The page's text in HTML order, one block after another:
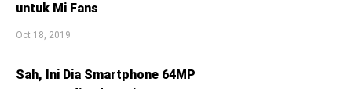
untuk Mi Fans
Oct 18, 2019
Sah, Ini Dia Smartphone 64MP